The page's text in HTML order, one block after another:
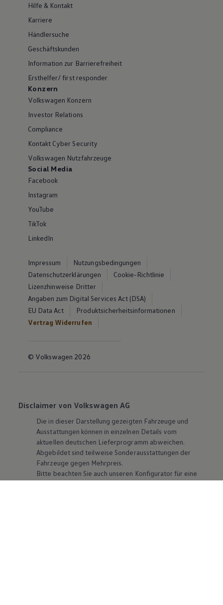
Hilfe & Kontakt
Karriere
Händlersuche
Geschäftskunden
Information zur Barrierefreiheit
Ersthelfer/ first responder
Konzern
Volkswagen Konzern
Investor Relations
Compliance
Kontakt Cyber Security
Volkswagen Nutzfahrzeuge
Social Media
Facebook
Instagram
YouTube
TikTok
LinkedIn
Impressum
Nutzungsbedingungen
Datenschutzerklärungen
Cookie-Richtlinie
Lizenzhinweise Dritter
Angaben zum Digital Services Act (DSA)
EU Data Act
Produktsicherheitsinformationen
Vertrag Widerrufen
© Volkswagen 2026
Disclaimer von Volkswagen AG
Die in dieser Darstellung gezeigten Fahrzeuge und
Ausstattungen können in einzelnen Details vom
aktuellen deutschen Lieferprogramm abweichen.
Abgebildet sind teilweise Sonderausstattungen der
Fahrzeuge gegen Mehrpreis.
Bitte beachten Sie auch unseren Konfigurator für eine